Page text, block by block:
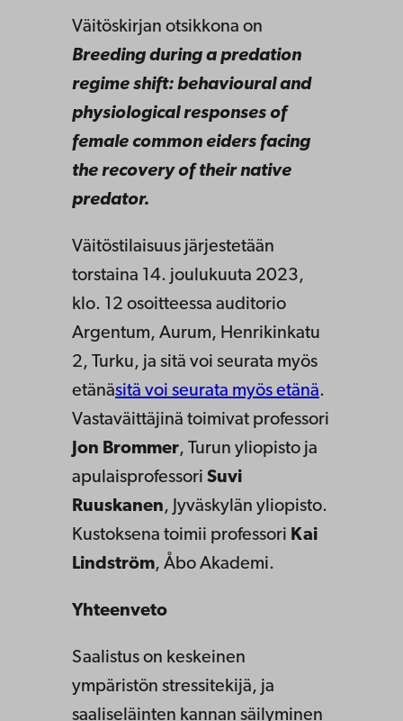
Väitöskirjan otsikkona on
Breeding during a predation
regime shift: behavioural and
physiological responses of
female common eiders facing
the recovery of their native
predator.
Väitöstilaisuus järjestetään
torstaina 14. joulukuuta 2023,
klo. 12 osoitteessa auditorio
Argentum, Aurum, Henrikinkatu
2, Turku, ja sitä voi seurata myös
etänäsitä voi seurata myös etänä.
Vastaväittäjinä toimivat professori
Jon Brommer, Turun yliopisto ja
apulaisprofessori Suvi
Ruuskanen, Jyväskylän yliopisto.
Kustoksena toimii professori Kai
Lindström, Åbo Akademi.
Yhteenveto
Saalistus on keskeinen
ympäristön stressitekijä, ja
saaliseläinten kannan säilyminen